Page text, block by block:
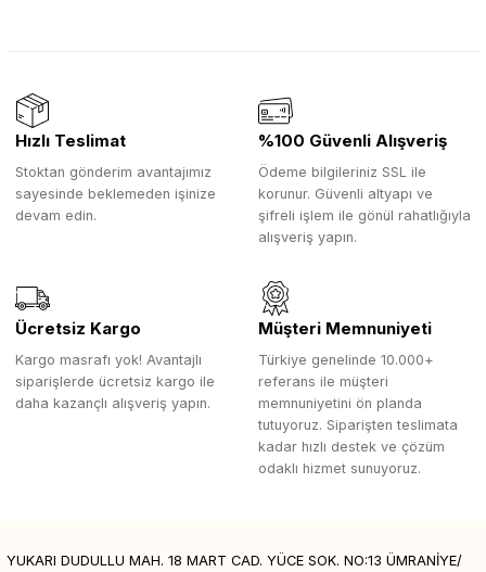
Hızlı Teslimat
Stoktan gönderim avantajımız
sayesinde beklemeden işinize
devam edin.
%100 Güvenli Alışveriş
Ödeme bilgileriniz SSL ile
korunur. Güvenli altyapı ve
şifreli işlem ile gönül rahatlığıyla
alışveriş yapın.
Ücretsiz Kargo
Kargo masrafı yok! Avantajlı
siparişlerde ücretsiz kargo ile
daha kazançlı alışveriş yapın.
Müşteri Memnuniyeti
Türkiye genelinde 10.000+
referans ile müşteri
memnuniyetini ön planda
tutuyoruz. Siparişten teslimata
kadar hızlı destek ve çözüm
odaklı hizmet sunuyoruz.
YUKARI DUDULLU MAH. 18 MART CAD. YÜCE SOK. NO:13 ÜMRANİYE/